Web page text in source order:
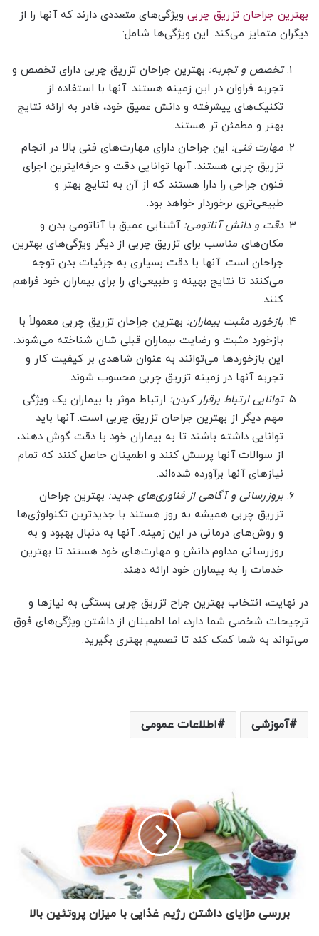
بهترین جراحان تزریق چربی ویژگی‌های متعددی دارند که آنها را از
دیگران متمایز می‌کند. این ویژگی‌ها شامل:
تخصص و تجربه: بهترین جراحان تزریق چربی دارای تخصص و
تجربه فراوان در این زمینه هستند. آنها با استفاده از
تکنیک‌های پیشرفته و دانش عمیق خود، قادر به ارائه نتایج
بهتر و مطمئن تر هستند.
مهارت فنی: این جراحان دارای مهارت‌های فنی بالا در انجام
تزریق چربی هستند. آنها توانایی دقت و حرفه‌ایترین اجرای
فنون جراحی را دارا هستند که از آن به نتایج بهتر و
طبیعی‌تری برخوردار خواهد بود.
دقت و دانش آناتومی: آشنایی عمیق با آناتومی بدن و
مکان‌های مناسب برای تزریق چربی از دیگر ویژگی‌های بهترین
جراحان است. آنها با دقت بسیاری به جزئیات بدن توجه
می‌کنند تا نتایج بهینه و طبیعی‌ای را برای بیماران خود فراهم
کنند.
بازخورد مثبت بیماران: بهترین جراحان تزریق چربی معمولاً با
بازخورد مثبت و رضایت بیماران قبلی شان شناخته می‌شوند.
این بازخورد‌ها می‌توانند به عنوان شاهدی بر کیفیت کار و
تجربه آنها در زمینه تزریق چربی محسوب شوند.
توانایی ارتباط برقرار کردن: ارتباط موثر با بیماران یک ویژگی
مهم دیگر از بهترین جراحان تزریق چربی است. آنها باید
توانایی داشته باشند تا به بیماران خود با دقت گوش دهند،
از سوالات آنها پرسش کنند و اطمینان حاصل کنند که تمام
نیازهای آنها برآورده شده‌اند.
بروزرسانی و آگاهی از فناوری‌های جدید: بهترین جراحان
تزریق چربی همیشه به روز هستند با جدیدترین تکنولوژی‌ها
و روش‌های درمانی در این زمینه. آنها به دنبال بهبود و به
روزرسانی مداوم دانش و مهارت‌های خود هستند تا بهترین
خدمات را به بیماران خود ارائه دهند.
در نهایت، انتخاب بهترین جراح تزریق چربی بستگی به نیازها و
ترجیحات شخصی شما دارد، اما اطمینان از داشتن ویژگی‌های فوق
می‌تواند به شما کمک کند تا تصمیم بهتری بگیرید.
آموزشی اطلاعات عمومی
بررسی مزایای داشتن رژیم غذایی با میزان پروتئین بالا